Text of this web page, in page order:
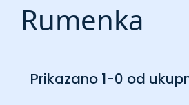
Rumenka
Prikazano 1-0 od